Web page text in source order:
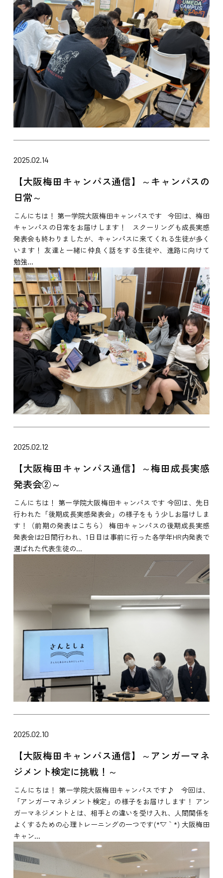
2025.02.14
【大阪梅田キャンパス通信】～キャンパスの
日常～
こんにちは！ 第一学院大阪梅田キャンパスです 今回は、梅田
キャンパスの日常をお届けします！ スクーリングも成長実感
発表会も終わりましたが、キャンパスに来てくれる生徒が多く
います！ 友達と一緒に仲良く話をする生徒や、進路に向けて
勉強...
2025.02.12
【大阪梅田キャンパス通信】～梅田成長実感
発表会②～
こんにちは！ 第一学院大阪梅田キャンパスです 今回は、先日
行われた「後期成長実感発表会」の様子をもう少しお届けしま
す！（前期の発表はこちら） 梅田キャンパスの後期成長実感
発表会は2日間行われ、1日目は事前に行った各学年HR内発表で
選ばれた代表生徒の...
2025.02.10
【大阪梅田キャンパス通信】～アンガーマネ
ジメント検定に挑戦！～
こんにちは！ 第一学院大阪梅田キャンパスです♪ 今回は、
「アンガーマネジメント検定」の様子をお届けします！ アン
ガーマネジメントとは、相手との違いを受け入れ、人間関係を
よくするための心理トレーニングの一つです(*´▽｀*) 大阪梅田
キャン...